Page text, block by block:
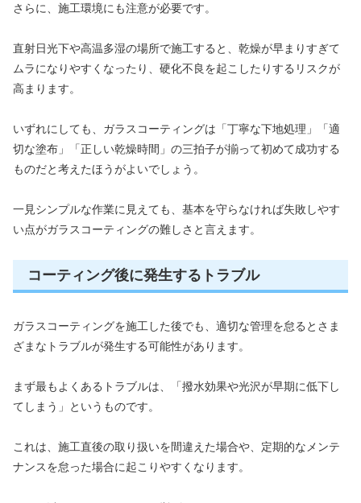
さらに、施工環境にも注意が必要です。
直射日光下や高温多湿の場所で施工すると、乾燥が早まりすぎて
ムラになりやすくなったり、硬化不良を起こしたりするリスクが
高まります。
いずれにしても、ガラスコーティングは「丁寧な下地処理」「適
切な塗布」「正しい乾燥時間」の三拍子が揃って初めて成功する
ものだと考えたほうがよいでしょう。
一見シンプルな作業に見えても、基本を守らなければ失敗しやす
い点がガラスコーティングの難しさと言えます。
コーティング後に発生するトラブル
ガラスコーティングを施工した後でも、適切な管理を怠るとさま
ざまなトラブルが発生する可能性があります。
まず最もよくあるトラブルは、「撥水効果や光沢が早期に低下し
てしまう」というものです。
これは、施工直後の取り扱いを間違えた場合や、定期的なメンテ
ナンスを怠った場合に起こりやすくなります。